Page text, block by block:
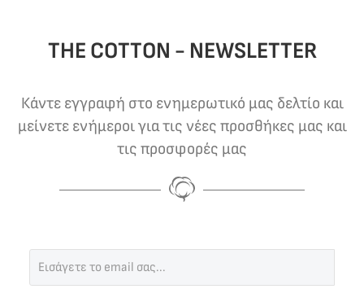
THE COTTON - NEWSLETTER
Κάντε εγγραφή στο ενημερωτικό μας δελτίο και
μείνετε ενήμεροι για τις νέες προσθήκες μας και
τις προσφορές μας